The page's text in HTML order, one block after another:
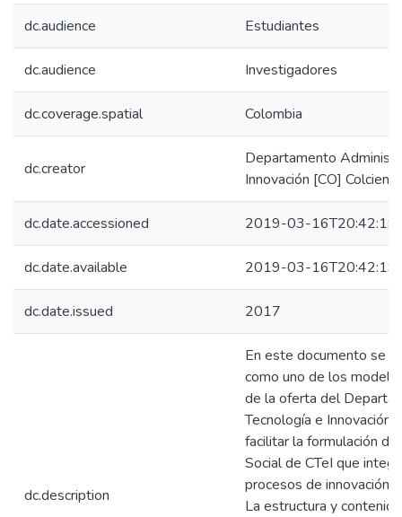
dc.audience Estudiantes
dc.audience Investigadores
dc.coverage.spatial Colombia
dc.creator
Departamento
Innovación [CO]
dc.date.accessioned 2019-03-
dc.date.available 2019-03-
dc.date.issued 2017
dc.description
En este documento se
como uno de los
de la oferta del
Tecnología e Innovación
facilitar la formulación
Social de CTeI que
procesos de innovación
La estructura y